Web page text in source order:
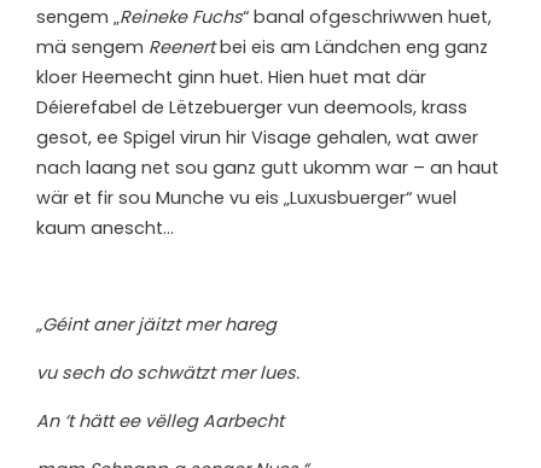
sengem „Reineke Fuchs“ banal ofgeschriwwen huet,
mä sengem Reenertbei eis am Ländchen eng ganz
kloer Heemecht ginn huet. Hien huet mat där
Déierefabel de Lëtzebuerger vun deemools, krass
gesot, ee Spigel virun hir Visage gehalen, wat awer
nach laang net sou ganz gutt ukomm war – an haut
wär et fir sou Munche vu eis „Luxusbuerger“ wuel
kaum anescht…
„Géint aner jäitzt mer hareg
vu sech do schwätzt mer lues.
An ‘t hätt ee vëlleg Aarbecht